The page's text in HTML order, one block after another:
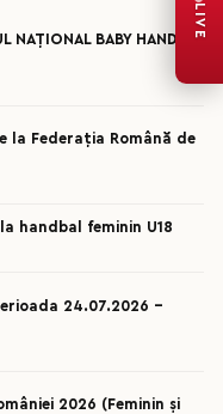
NAȚIONAL BABY HANDBAL
Federația Română de
handbal feminin U18
24.07.2026 –
2026 (Feminin și
LIVE